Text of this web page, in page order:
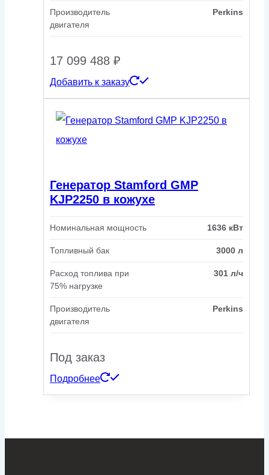
Производитель
двигателя
Perkins
17 099 488 ₽
Добавить к заказу
Генератор Stamford GMP
KJP2250 в кожухе
Номинальная мощность 1636 кВт
Топливный бак 3000 л
Расход топлива при
75% нагрузке
301 л/ч
Производитель
двигателя
Perkins
Под заказ
Подробнее